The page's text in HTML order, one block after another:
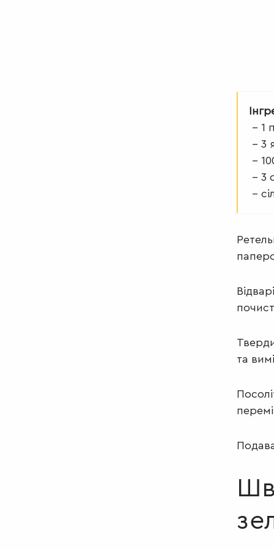
– 1
– 3
–
– 3
–
та